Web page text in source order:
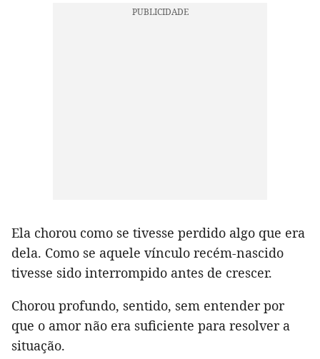
Ela chorou como se tivesse perdido algo que era
dela. Como se aquele vínculo recém-nascido
tivesse sido interrompido antes de crescer.
Chorou profundo, sentido, sem entender por
que o amor não era suficiente para resolver a
situação.